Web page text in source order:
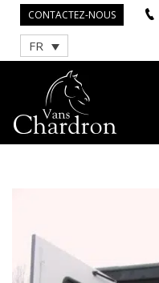
CONTACTEZ-NOUS
FR